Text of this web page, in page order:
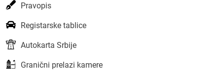
Pravopis
Registarske tablice
Autokarta Srbije
Granični prelazi kamere